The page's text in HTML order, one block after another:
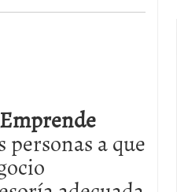
en miles de PYMEs
cómo prepararse
aprovechar la
a que